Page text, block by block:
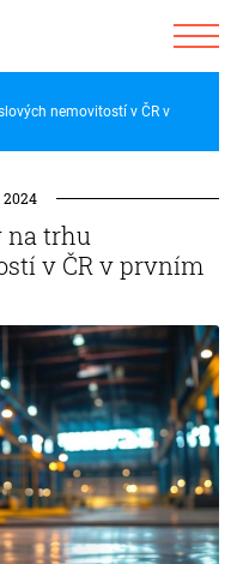
nemovitostí v ČR v
na trhu
v ČR v prvním